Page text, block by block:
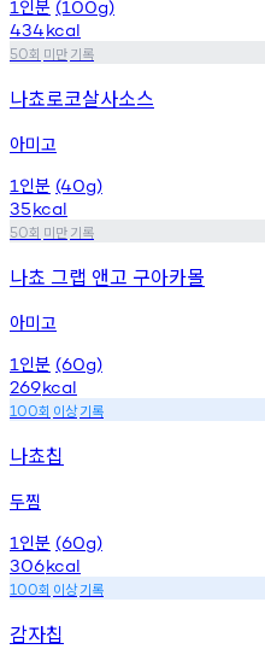
1 인분 (100g)
434kcal
50회 미만기록
나쵸로코살사소스
아미고
1 인분 (40g)
35kcal
50회 미만기록
나쵸 그랩 앤고 구아카몰
아미고
1 인분 (60g)
269kcal
100회 이상기록
나쵸칩
두찜
1 인분 (60g)
306kcal
100회 이상기록
감자칩